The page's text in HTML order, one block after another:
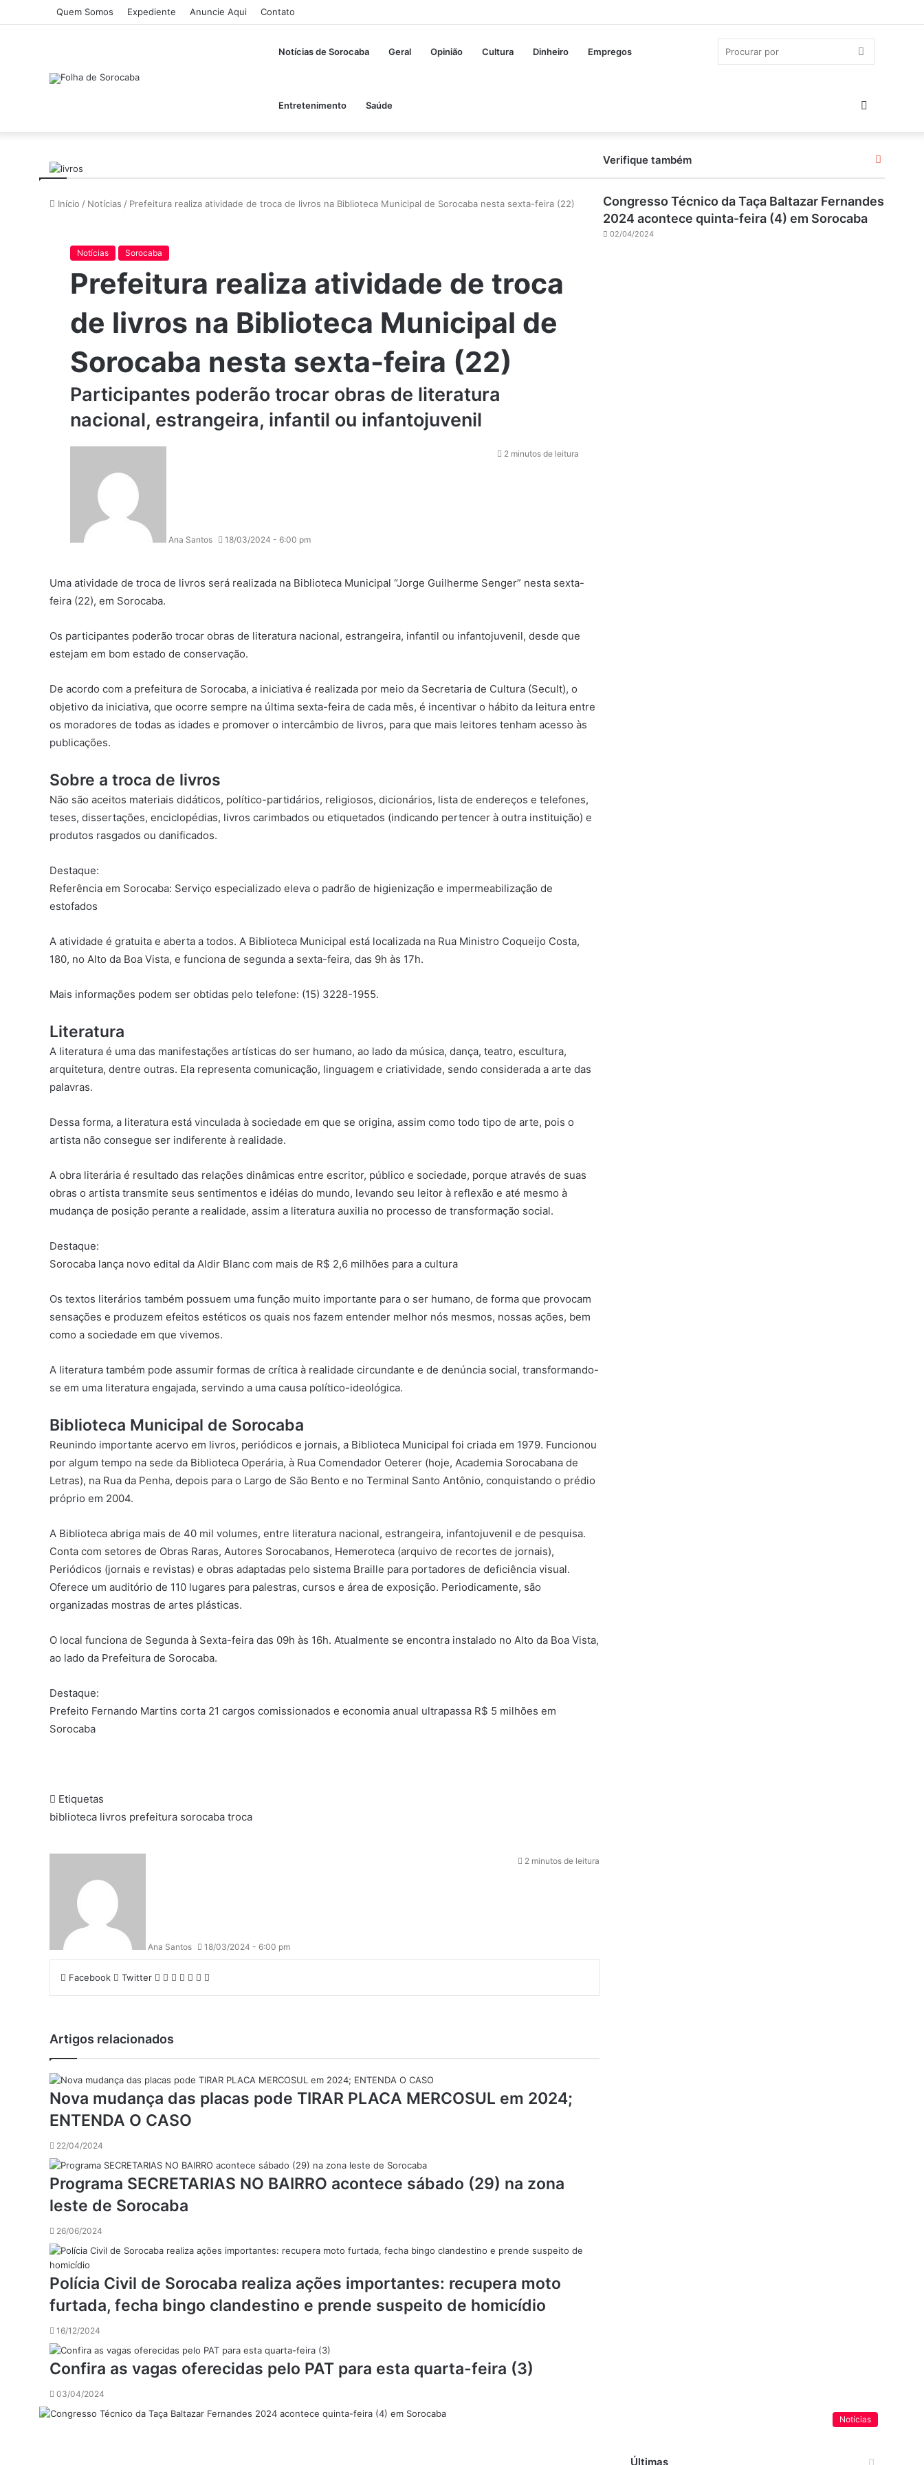
Quem Somos Expediente Anuncie Aqui Contato
Notícias de Sorocaba Geral Opinião Cultura Dinheiro Empregos
Entretenimento Saúde
Procurar
por
skin
Início / Notícias / Prefeitura realiza atividade de troca de livros na Biblioteca Municipal de Sorocaba nesta sexta-feira (22)
Notícias Sorocaba
Prefeitura realiza atividade de troca
de livros na Biblioteca Municipal de
Sorocaba nesta sexta-feira (22)
Participantes poderão trocar obras de literatura
nacional, estrangeira, infantil ou infantojuvenil
Ana Santos 18/03/2024 - 6:00 pm
2 minutos de leitura
Uma atividade de troca de livros será realizada na Biblioteca Municipal “Jorge Guilherme Senger” nesta sexta-
feira (22), em Sorocaba.
Os participantes poderão trocar obras de literatura nacional, estrangeira, infantil ou infantojuvenil, desde que
estejam em bom estado de conservação.
De acordo com a prefeitura de Sorocaba, a iniciativa é realizada por meio da Secretaria de Cultura (Secult), o
objetivo da iniciativa, que ocorre sempre na última sexta-feira de cada mês, é incentivar o hábito da leitura entre
os moradores de todas as idades e promover o intercâmbio de livros, para que mais leitores tenham acesso às
publicações.
Sobre a troca de livros
Não são aceitos materiais didáticos, político-partidários, religiosos, dicionários, lista de endereços e telefones,
teses, dissertações, enciclopédias, livros carimbados ou etiquetados (indicando pertencer à outra instituição) e
produtos rasgados ou danificados.
Destaque:
Referência em Sorocaba: Serviço especializado eleva o padrão de higienização e impermeabilização de
estofados
A atividade é gratuita e aberta a todos. A Biblioteca Municipal está localizada na Rua Ministro Coqueijo Costa,
180, no Alto da Boa Vista, e funciona de segunda a sexta-feira, das 9h às 17h.
Mais informações podem ser obtidas pelo telefone: (15) 3228-1955.
Literatura
A literatura é uma das manifestações artísticas do ser humano, ao lado da música, dança, teatro, escultura,
arquitetura, dentre outras. Ela representa comunicação, linguagem e criatividade, sendo considerada a arte das
palavras.
Dessa forma, a literatura está vinculada à sociedade em que se origina, assim como todo tipo de arte, pois o
artista não consegue ser indiferente à realidade.
A obra literária é resultado das relações dinâmicas entre escritor, público e sociedade, porque através de suas
obras o artista transmite seus sentimentos e idéias do mundo, levando seu leitor à reflexão e até mesmo à
mudança de posição perante a realidade, assim a literatura auxilia no processo de transformação social.
Destaque:
Sorocaba lança novo edital da Aldir Blanc com mais de R$ 2,6 milhões para a cultura
Os textos literários também possuem uma função muito importante para o ser humano, de forma que provocam
sensações e produzem efeitos estéticos os quais nos fazem entender melhor nós mesmos, nossas ações, bem
como a sociedade em que vivemos.
A literatura também pode assumir formas de crítica à realidade circundante e de denúncia social, transformando-
se em uma literatura engajada, servindo a uma causa político-ideológica.
Biblioteca Municipal de Sorocaba
Reunindo importante acervo em livros, periódicos e jornais, a Biblioteca Municipal foi criada em 1979. Funcionou
por algum tempo na sede da Biblioteca Operária, à Rua Comendador Oeterer (hoje, Academia Sorocabana de
Letras), na Rua da Penha, depois para o Largo de São Bento e no Terminal Santo Antônio, conquistando o prédio
próprio em 2004.
A Biblioteca abriga mais de 40 mil volumes, entre literatura nacional, estrangeira, infantojuvenil e de pesquisa.
Conta com setores de Obras Raras, Autores Sorocabanos, Hemeroteca (arquivo de recortes de jornais),
Periódicos (jornais e revistas) e obras adaptadas pelo sistema Braille para portadores de deficiência visual.
Oferece um auditório de 110 lugares para palestras, cursos e área de exposição. Periodicamente, são
organizadas mostras de artes plásticas.
O local funciona de Segunda à Sexta-feira das 09h às 16h. Atualmente se encontra instalado no Alto da Boa Vista,
ao lado da Prefeitura de Sorocaba.
Destaque:
Prefeito Fernando Martins corta 21 cargos comissionados e economia anual ultrapassa R$ 5 milhões em
Sorocaba
Etiquetas
biblioteca livros prefeitura sorocaba troca
Ana Santos 18/03/2024 - 6:00 pm
2 minutos de leitura
Facebook Twitter Linkedin
Tumblr
Pinterest
Reddit
VKCompartilhar
Artigos relacionados
Nova mudança das placas pode TIRAR PLACA MERCOSUL em 2024;
ENTENDA O CASO
22/04/2024
Programa SECRETARIAS NO BAIRRO acontece sábado (29) na zona
leste de Sorocaba
26/06/2024
Polícia Civil de Sorocaba realiza ações importantes: recupera moto
furtada, fecha bingo clandestino e prende suspeito de homicídio
16/12/2024
Confira as vagas oferecidas pelo PAT para esta quarta-feira (3)
03/04/2024
Verifique também Fechar
Notícias
Congresso Técnico da Taça Baltazar Fernandes
2024 acontece quinta-feira (4) em Sorocaba
02/04/2024
Últimas